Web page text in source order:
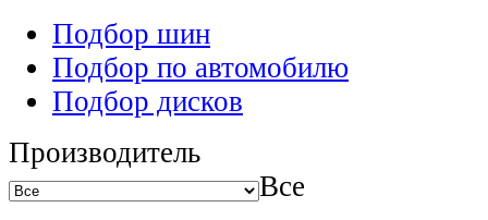
Подбор шин
Подбор по автомобилю
Подбор дисков
Производитель
Все